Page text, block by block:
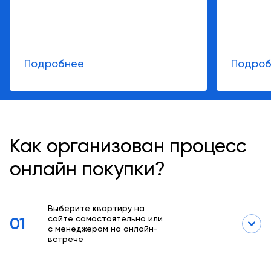
Подробнее
Как организован процесс
онлайн покупки?
01
Выберите квартиру на
сайте самостоятельно или
с менеджером на онлайн-
встрече